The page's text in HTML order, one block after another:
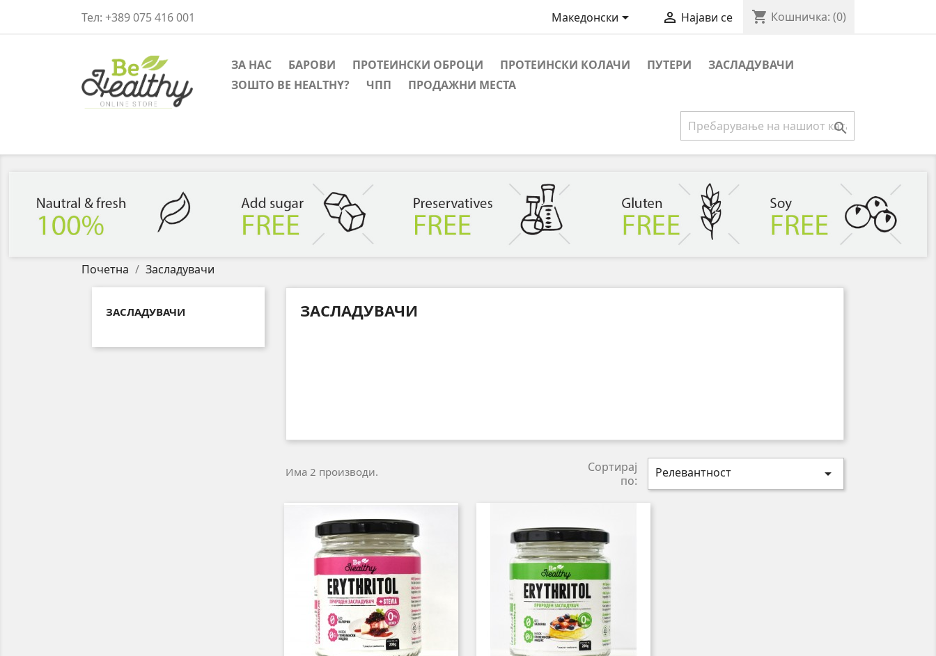
Тел: +389 075 416 001 Македонски  Најави се shopping_cart Кошничка: (0)
ЗА НАС БАРОВИ ПРОТЕИНСКИ ОБРОЦИ ПРОТЕИНСКИ КОЛАЧИ ПУТЕРИ
ЗАСЛАДУВАЧИ
ЗОШТО BE HEALTHY?
ЧПП ПРОДАЖНИ МЕСТА

Почетна Засладувачи
ЗАСЛАДУВАЧИ ЗАСЛАДУВАЧИ
Има 2 производи.
Сортирај
по:
Релевантност 